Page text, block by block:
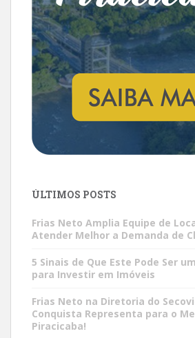
ÚLTIMOS POSTS
Frias Neto Amplia Equipe de
Atender Melhor a Demanda de
5 Sinais de Que Este Pode Ser
para Investir em Imóveis
Frias Neto na Diretoria do
Conquista Representa para o
Piracicaba!